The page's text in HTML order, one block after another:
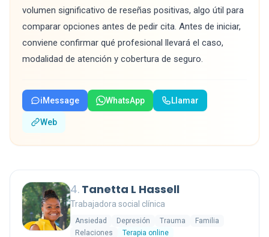
volumen significativo de reseñas positivas, algo útil para
comparar opciones antes de pedir cita. Antes de iniciar,
conviene confirmar qué profesional llevará el caso,
modalidad de atención y cobertura de seguro.
iMessage WhatsApp Llamar
Web
4. Tanetta L Hassell
Trabajadora social clínica
Ansiedad Depresión Trauma
Familia
Relaciones
Terapia online